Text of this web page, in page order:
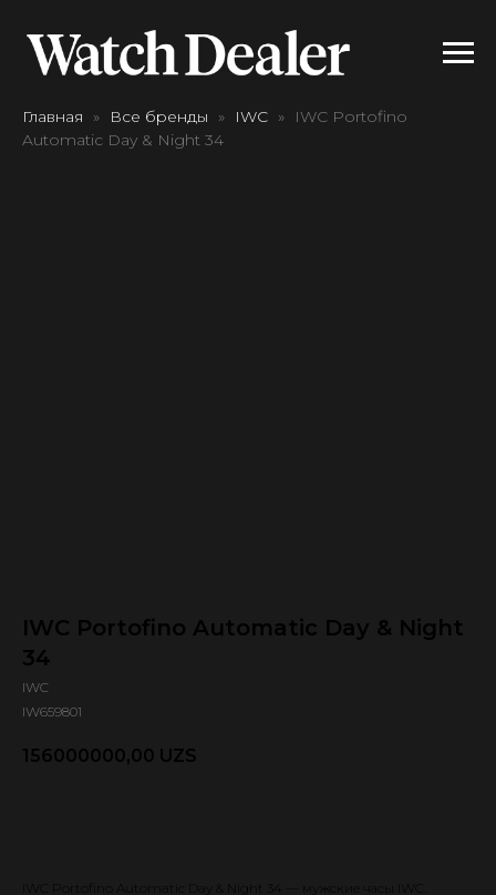
Главная Все бренды IWC
IWC Portofino
Automatic Day & Night 34
IWC Portofino Automatic Day & Night
34
IWC
IW659801
156000000,00 UZS
IWC Portofino Automatic Day & Night 34 — мужские часы IWC.